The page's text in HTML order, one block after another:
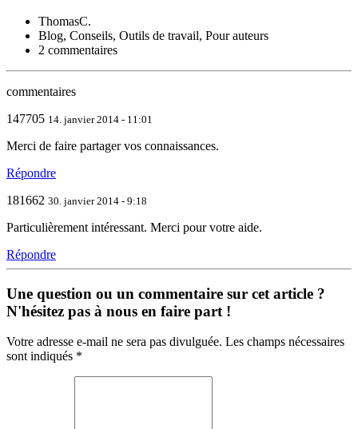
ThomasC.
Blog, Conseils, Outils de travail, Pour auteurs
2 commentaires
commentaires
147705 14. janvier 2014 - 11:01
Merci de faire partager vos connaissances.
Répondre
181662 30. janvier 2014 - 9:18
Particulièrement intéressant. Merci pour votre aide.
Répondre
Une question ou un commentaire sur cet article ?
N'hésitez pas à nous en faire part !
Votre adresse e-mail ne sera pas divulguée. Les champs nécessaires
sont indiqués *